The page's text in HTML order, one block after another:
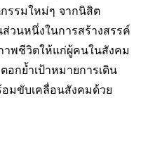
รรมใหม่ๆ จากนิสิต
วนหนึ่งในการสร้างสรรค์
พชีวิตให้แก่ผู้คนในสังคม
อกย้ำเป้าหมายการเดิน
มขับเคลื่อนสังคมด้วย